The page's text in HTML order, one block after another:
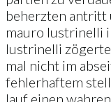
beherzten antritt
mauro lustrinelli
lustrinelli
mal nicht im
fehlerhaftem
lauf einen